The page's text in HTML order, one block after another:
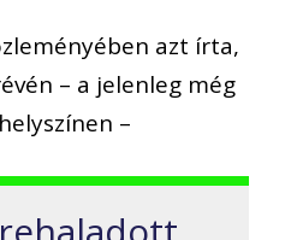
azt írta,
– a jelenleg még
–